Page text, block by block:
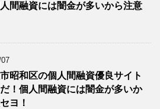
間融資には闇金が多いから注意
昭和区の個人間融資優良サイト
！個人間融資には闇金が多いか
ヨ！